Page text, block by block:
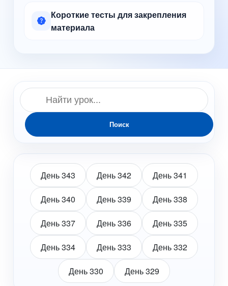
Короткие тесты для закрепления
материала
Поиск
День 343 День 342 День 341
День 340 День 339 День 338
День 337 День 336 День 335
День 334 День 333 День 332
День 330 День 329